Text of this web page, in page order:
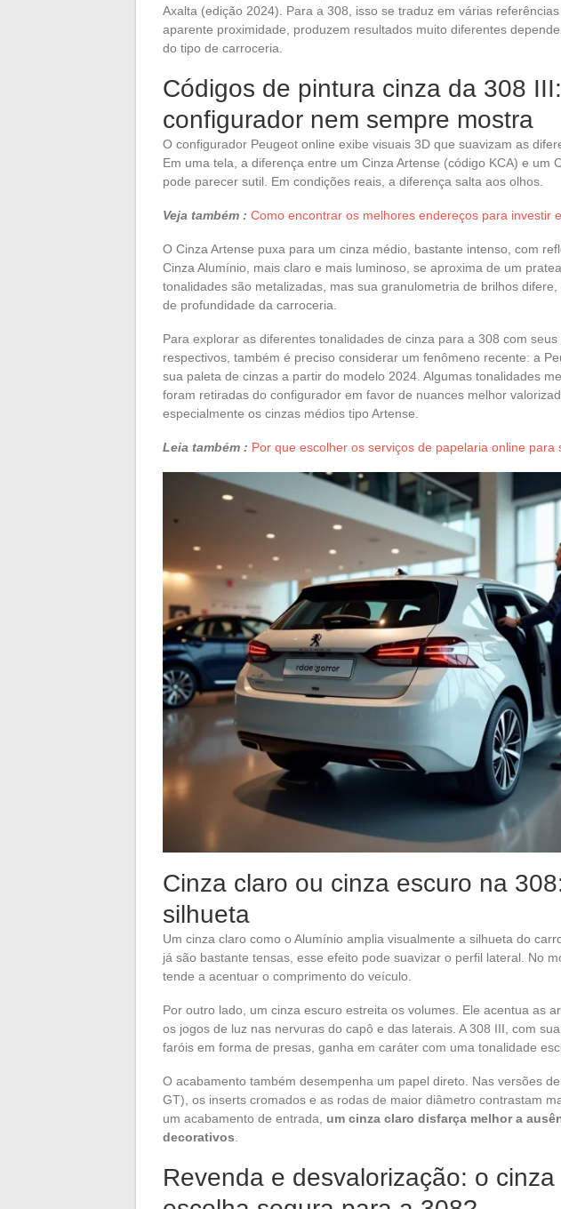
Axalta (edição 2024). Para a 308, isso se traduz em várias
aparente proximidade, produzem resultados muito diferentes
do tipo de carroceria.
Códigos de pintura cinza da 308
configurador nem sempre mostra
O configurador Peugeot online exibe visuais 3D que suavizam as
Em uma tela, a diferença entre um Cinza Artense (código KCA) e um
pode parecer sutil. Em condições reais, a diferença salta aos olhos.
Veja também : Como encontrar os melhores endereços para investir
O Cinza Artense puxa para um cinza médio, bastante intenso, com
Cinza Alumínio, mais claro e mais luminoso, se aproxima de um
tonalidades são metalizadas, mas sua granulometria de brilhos
de profundidade da carroceria.
Para explorar as diferentes tonalidades de cinza para a 308 com
respectivos, também é preciso considerar um fenômeno recente: a
sua paleta de cinzas a partir do modelo 2024. Algumas tonalidades
foram retiradas do configurador em favor de nuances melhor
especialmente os cinzas médios tipo Artense.
Leia também : Por que escolher os serviços de papelaria online para
Cinza claro ou cinza escuro na
silhueta
Um cinza claro como o Alumínio amplia visualmente a silhueta do
já são bastante tensas, esse efeito pode suavizar o perfil lateral. No
tende a acentuar o comprimento do veículo.
Por outro lado, um cinza escuro estreita os volumes. Ele acentua as
os jogos de luz nas nervuras do capô e das laterais. A 308 III, com
faróis em forma de presas, ganha em caráter com uma tonalidade
O acabamento também desempenha um papel direto. Nas versões
GT), os inserts cromados e as rodas de maior diâmetro contrastam
um acabamento de entrada, um cinza claro disfarça melhor a
decorativos.
Revenda e desvalorização: o